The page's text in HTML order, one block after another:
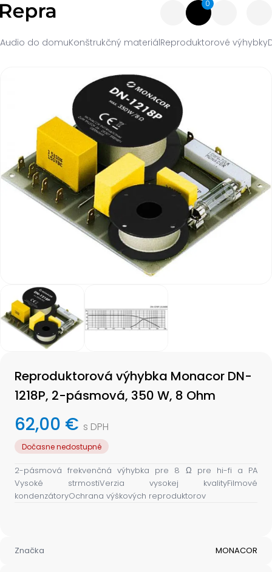
0
Audio do domuKonštrukčný materiálReproduktorové výhybky
of
2
Reproduktorová výhybka Monacor DN-
1218P, 2-pásmová, 350 W, 8 Ohm
62,00 € s DPH
Dočasne nedostupné
2-pásmová frekvenčná výhybka pre 8 Ω pre hi-fi a PA
Vysoké strmostiVerzia vysokej kvalityFilmové
kondenzátoryOchrana výškových reproduktorov
Značka MONACOR